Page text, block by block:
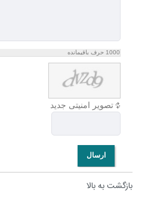
1000 حرف باقیمانده
تصویر امنیتی جدید
ارسال
بازگشت به بالا